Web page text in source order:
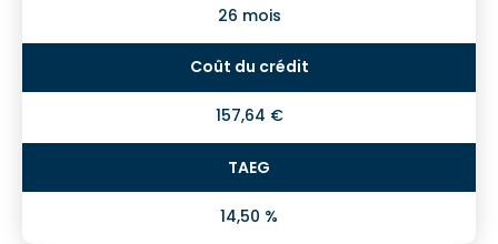
26 mois
157,64 €
14,50 %